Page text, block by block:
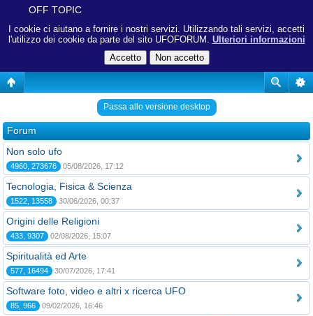
I cookie ci aiutano a fornire i nostri servizi. Utilizzando tali servizi, accetti
l'utilizzo dei cookie da parte del sito UFOFORUM. Ulteriori informazioni
OFF TOPIC
Passa allo versione desktop
Forum
Non solo ufo
4960, 273676 05/08/2026, 17:12
Tecnologia, Fisica & Scienza
1522, 13558 30/06/2026, 00:37
Origini delle Religioni
433, 9307 02/08/2026, 15:07
Spiritualità ed Arte
577, 16494 30/07/2026, 17:41
Software foto, video e altri x ricerca UFO
85, 966 09/02/2026, 16:46